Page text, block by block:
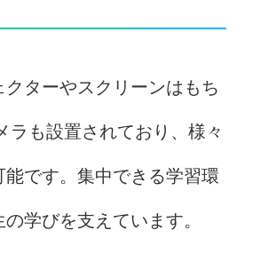
ターやスクリーンはもち
ラも設置されており、様々
能です。集中できる学習環
学びを支えています。